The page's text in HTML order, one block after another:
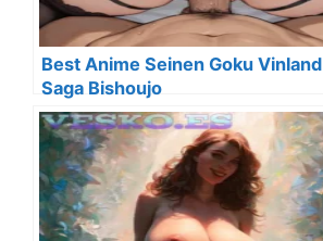
Best Anime Seinen Goku Vinland
Saga Bishoujo